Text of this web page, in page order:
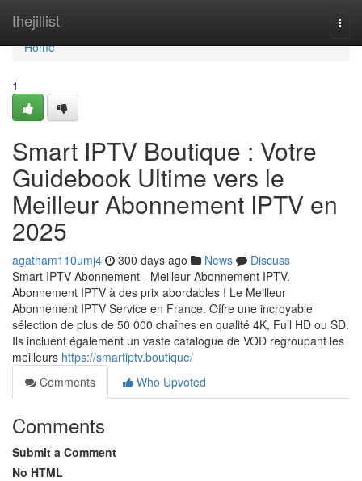
thejillist
Home
Home
1
Smart IPTV Boutique : Votre
Guidebook Ultime vers le
Meilleur Abonnement IPTV en
2025
agatham110umj4 300 days ago News
Discuss
Smart IPTV Abonnement - Meilleur Abonnement IPTV.
Abonnement IPTV à des prix abordables ! Le Meilleur
Abonnement IPTV Service en France. Offre une incroyable
sélection de plus de 50 000 chaînes en qualité 4K, Full HD ou SD.
Ils incluent également un vaste catalogue de VOD regroupant les
meilleurs https://smartiptv.boutique/
Comments
Who Upvoted
Comments
Submit a Comment
No HTML